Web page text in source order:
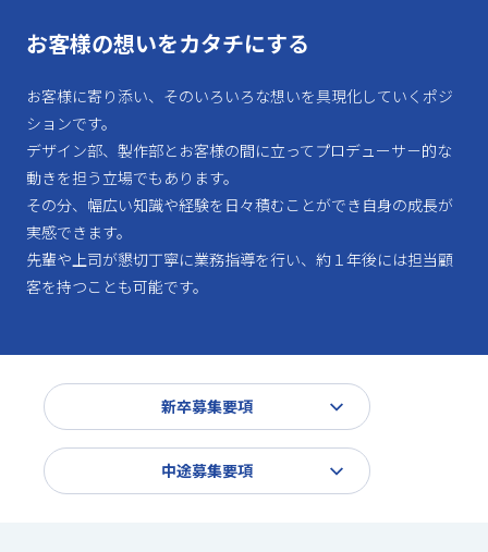
お客様の想いをカタチにする
お客様に寄り添い、そのいろいろな想いを具現化していくポジ
ションです。
デザイン部、製作部とお客様の間に立ってプロデューサ－的な
動きを担う立場でもあります。
その分、幅広い知識や経験を日々積むことができ自身の成長が
実感できます。
先輩や上司が懇切丁寧に業務指導を行い、約１年後には担当顧
客を持つことも可能です。
新卒募集要項
中途募集要項